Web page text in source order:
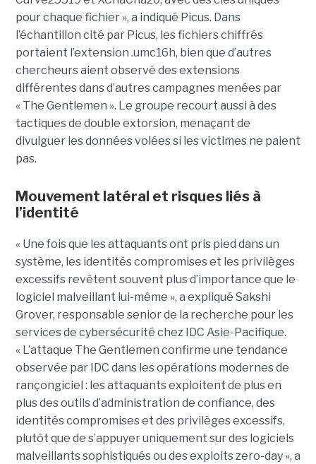
pour chaque fichier », a indiqué Picus. Dans
l’échantillon cité par Picus, les fichiers chiffrés
portaient l’extension .umc16h, bien que d’autres
chercheurs aient observé des extensions
différentes dans d’autres campagnes menées par
« The Gentlemen ». Le groupe recourt aussi à des
tactiques de double extorsion, menaçant de
divulguer les données volées si les victimes ne paient
pas.
Mouvement latéral et risques liés à
l’identité
« Une fois que les attaquants ont pris pied dans un
système, les identités compromises et les privilèges
excessifs revêtent souvent plus d’importance que le
logiciel malveillant lui-même », a expliqué Sakshi
Grover, responsable senior de la recherche pour les
services de cybersécurité chez IDC Asie-Pacifique.
« L’attaque The Gentlemen confirme une tendance
observée par IDC dans les opérations modernes de
rançongiciel : les attaquants exploitent de plus en
plus des outils d’administration de confiance, des
identités compromises et des privilèges excessifs,
plutôt que de s’appuyer uniquement sur des logiciels
malveillants sophistiqués ou des exploits zero-day », a